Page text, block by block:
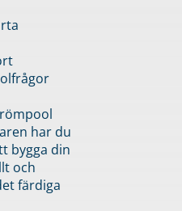
har du
bygga din
och
färdiga